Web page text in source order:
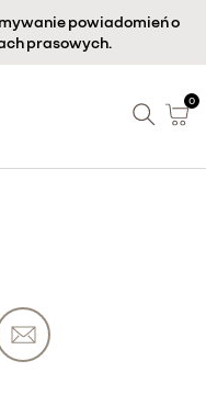
powiadomień o
prasowych.
0